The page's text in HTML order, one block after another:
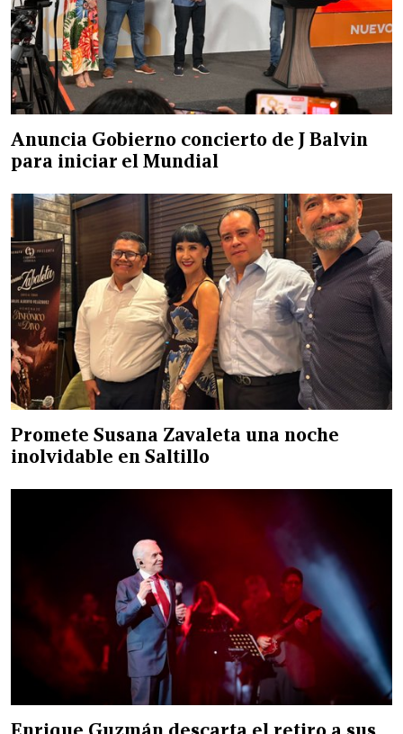
Anuncia Gobierno concierto de J Balvin
para iniciar el Mundial
Promete Susana Zavaleta una noche
inolvidable en Saltillo